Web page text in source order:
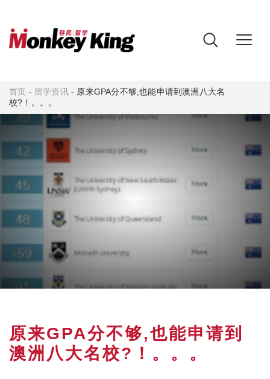
首页 - 留学资讯- 原来GPA分不够,也能申请到澳洲八大名
校?！。。。
原来GPA分不够,也能申请到
澳洲八大名校?！。。。